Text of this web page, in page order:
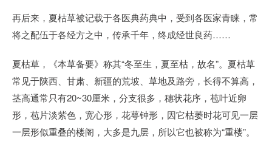
再后来，夏枯草被记载于各医典药典中，受到各医家青睐，常
将之配伍于各经方之中，传承千年，终成经世良药……
夏枯草，《本草备要》称其“冬至生，夏至枯，故名”。夏枯草
常见于陕西、甘肃、新疆的荒坡、草地及路旁，长得不算高，
茎高通常只有20~30厘米，分支很多，穗状花序，苞叶近卵
形，苞片淡紫色，宽心形，花萼钟形，因它枯萎时花可见一层
一层形似重叠的楼阁，大多是九层，所以它也被称为“重楼”。